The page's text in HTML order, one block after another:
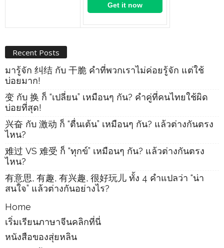
Get it now
Recent Posts
มารู้จัก 纠结 กับ 干脆 คำที่พวกเราไม่ค่อยรู้จัก แต่ใช้
บ่อยมาก!
变 กับ 换 ก็ “เปลี่ยน” เหมือนๆ กัน? คำคู่ที่คนไทยใช้ผิด
บ่อยที่สุด!
兴奋 กับ 激动 ก็ “ตื่นเต้น” เหมือนๆ กัน? แล้วต่างกันตรง
ไหน?
难过 VS 难受 ก็ “ทุกข์” เหมือนๆ กัน? แล้วต่างกันตรง
ไหน?
有意思, 有趣, 有兴趣, 很好玩儿 ทั้ง 4 คำแปลว่า “น่า
สนใจ” แล้วต่างกันอย่างไร?
Home
เริ่มเรียนภาษาจีนคลิกที่นี่
หนังสือของสุ่ยหลิน